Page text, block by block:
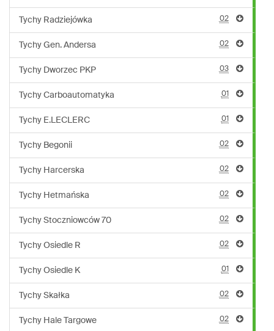
Tychy Radziejówka 02
Tychy Gen. Andersa 02
Tychy Dworzec PKP 03
Tychy Carboautomatyka 01
Tychy E.LECLERC 01
Tychy Begonii 02
Tychy Harcerska 02
Tychy Hetmańska 02
Tychy Stoczniowców 70 02
Tychy Osiedle R 02
Tychy Osiedle K 01
Tychy Skałka 02
Tychy Hale Targowe 02